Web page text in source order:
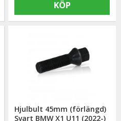
KÖP
Hjulbult 45mm (förlängd)
Svart BMW X1 U11 (2022-)